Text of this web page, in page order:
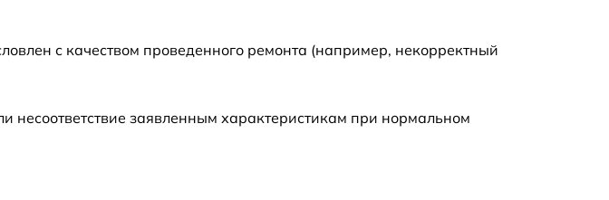
с качеством проведенного ремонта (например, некорректный
заявленным характеристикам при нормальном